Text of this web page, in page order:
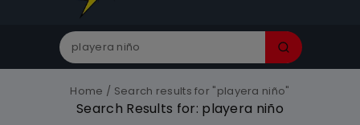
Home / Search results for "playera niño"
Search Results for: playera niño